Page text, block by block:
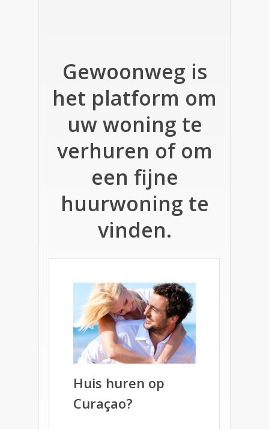
Gewoonweg is
het platform om
uw woning te
verhuren of om
een fijne
huurwoning te
vinden.
Huis huren op
Curaçao?